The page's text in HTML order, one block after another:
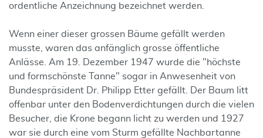
ordentliche Anzeichnung bezeichnet werden.
Wenn einer dieser grossen Bäume gefällt werden
musste, waren das anfänglich grosse öffentliche
Anlässe. Am 19. Dezember 1947 wurde die "höchste
und formschönste Tanne" sogar in Anwesenheit von
Bundespräsident Dr. Philipp Etter gefällt. Der Baum litt
offenbar unter den Bodenverdichtungen durch die vielen
Besucher, die Krone begann licht zu werden und 1927
war sie durch eine vom Sturm gefällte Nachbartanne